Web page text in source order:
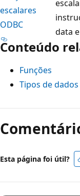
escalares
ODBC
data
Conteúdo
Funções
Tipos de dados
Esta página foi útil?